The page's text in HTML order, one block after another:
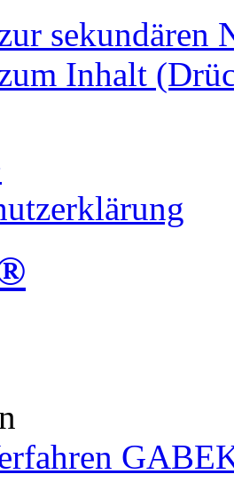
sekundären
Inhalt